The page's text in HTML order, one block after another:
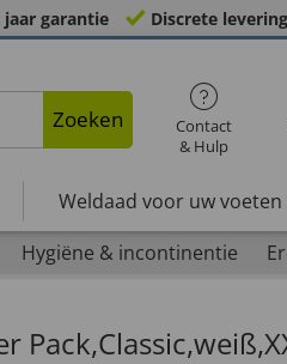
garantie Discrete levering
Zoeken
Contact
& Hulp
Weldaad voor uw voeten
Hygiëne & incontinentie